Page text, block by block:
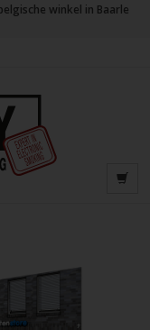
winkel in Baarle